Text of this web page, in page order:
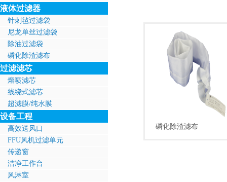
液体过滤器
针刺毡过滤袋
尼龙单丝过滤袋
除油过滤袋
磷化除渣滤布
过滤滤芯
熔喷滤芯
线绕式滤芯
超滤膜/纯水膜
设备工程
高效送风口
FFU风机过滤单元
传递窗
洁净工作台
风淋室
磷化除渣滤布